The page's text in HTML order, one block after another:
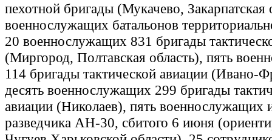
пехотной бригады (Мукачево, Закарпатская
военнослужащих батальонов
20 военнослужащих 831 бригады
(Миргород, Полтавская область), пять
114 бригады тактической авиации (Ивано-
десять военнослужащих 299 бригады
авиации (Николаев), пять военнослужащих
разведчика АН-30, сбитого 6 июня